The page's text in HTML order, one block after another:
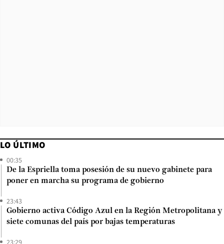
LO ÚLTIMO
00:35
De la Espriella toma posesión de su nuevo gabinete para
poner en marcha su programa de gobierno
23:43
Gobierno activa Código Azul en la Región Metropolitana y
siete comunas del país por bajas temperaturas
23:29